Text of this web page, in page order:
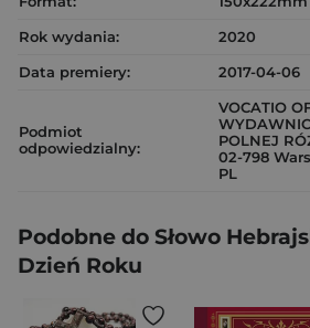
Rok wydania:
2020
Data premiery:
2017-04-06
Podmiot
odpowiedzialny:
VOCATIO
POLNEJ
02-798
PL
Podobne do Słowo
Dzień Roku